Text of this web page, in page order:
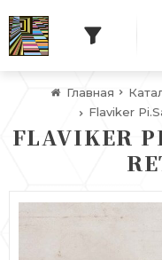
Главная
Flaviker
FLAVIKER